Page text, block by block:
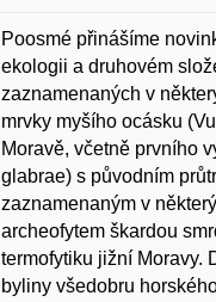
Poosmé přinášíme
ekologii a druhovém
zaznamenaných v
mrvky myšího ocásku
Moravě, včetně prvního
glabrae) s původním
zaznamenaným v
archeofytem škardou
termofytiku jižní Moravy.
byliny všedobru